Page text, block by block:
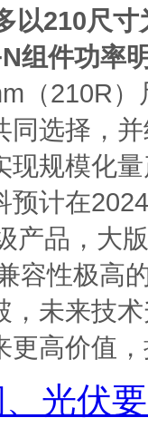
以210尺
组件功率
（210R
同选择，
现规模化
预计在
产品，大
容性极高
，未来技
更高价值
光伏